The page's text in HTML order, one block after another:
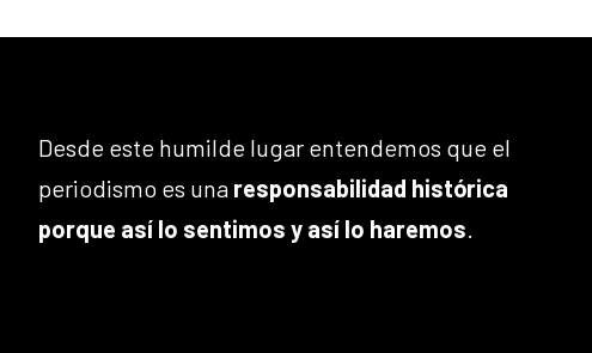
Desde este humilde lugar entendemos que el
periodismo es una responsabilidad histórica
porque así lo sentimos y así lo haremos